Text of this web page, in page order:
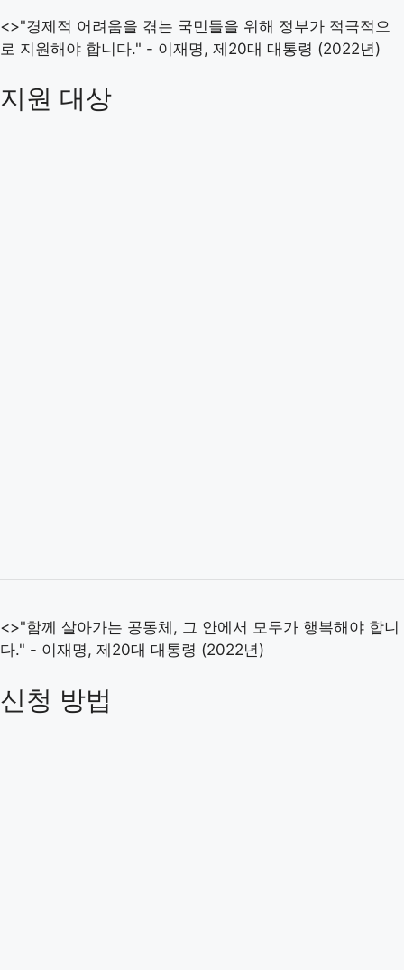
<>"경제적 어려움을 겪는 국민들을 위해 정부가 적극적으
로 지원해야 합니다." - 이재명, 제20대 대통령 (2022년)
지원 대상
<>"함께 살아가는 공동체, 그 안에서 모두가 행복해야 합니
다." - 이재명, 제20대 대통령 (2022년)
신청 방법